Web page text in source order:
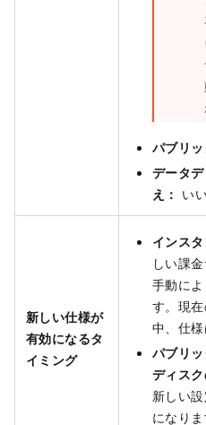
パブリ
データ
え： い
新しい仕様が
有効になるタ
イミング
インス
しい課
手動に
す。現
中、仕様
パブリ
ディス
新しい
になり